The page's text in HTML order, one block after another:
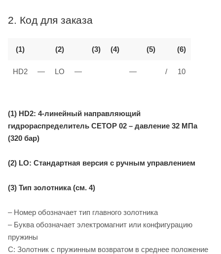
2. Код для заказа
(1) (2) (3) (4) (5) (6)
HD2 — LO — — / 10
(1) HD2: 4-линейный направляющий
гидрораспределитель CETOP 02 – давление 32 МПа
(320 бар)
(2) LO: Стандартная версия с ручным управлением
(3) Тип золотника (см. 4)
– Номер обозначает тип главного золотника
– Буква обозначает электромагнит или конфигурацию
пружины
C: Золотник с пружинным возвратом в среднее положение